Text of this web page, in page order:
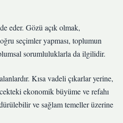
eder. Gözü açık olmak,
seçimler yapması, toplumun
sorumluluklarla da ilgilidir.
Kısa vadeli çıkarlar yerine,
ekonomik büyüme ve refahı
ve sağlam temeller üzerine